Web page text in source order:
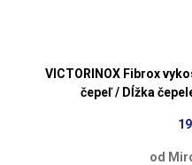
VICTORINOX Fibrox
čepeľ / Dĺžka
od